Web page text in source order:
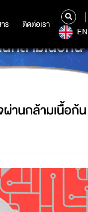
ร ติดต่อเรา
ร ติดต่อเรา
EN
กล้ามเนื้อก้น
านกล้ามเนื้อก้น